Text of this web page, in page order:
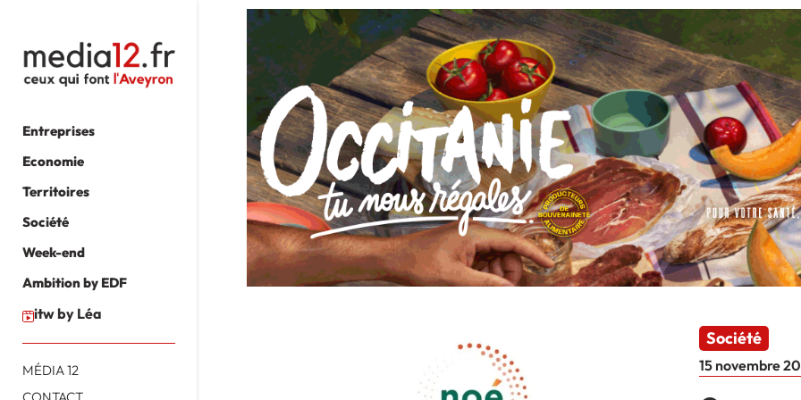
Entreprises
Economie
Territoires
Société
Week-end
Ambition by EDF
itw by Léa
MÉDIA 12
Société
15 novembre